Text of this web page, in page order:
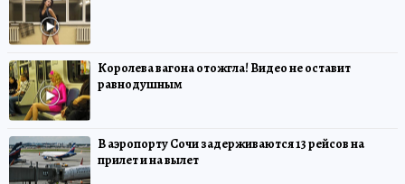
Королева вагона отожгла! Видео не оставит
равнодушным
В аэропорту Сочи задерживаются 13 рейсов на
прилет и на вылет